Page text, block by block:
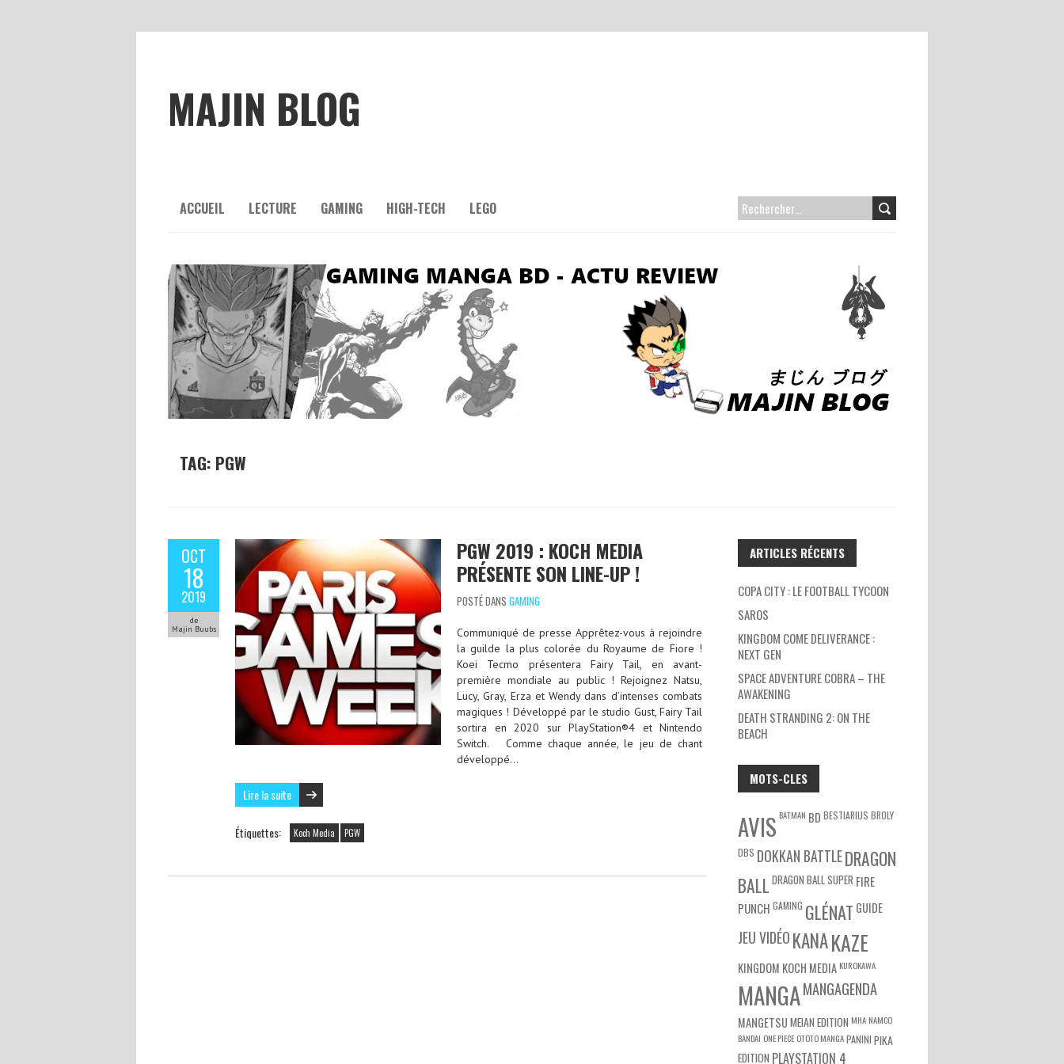
MAJIN BLOG
ACCUEIL LECTURE GAMING HIGH-TECH LEGO RECHERCHER :
TAG: PGW
OCT
18
2019
de
Majin Buubs
PGW 2019 : KOCH MEDIA
PRÉSENTE SON LINE-UP !
POSTÉ DANS GAMING
Communiqué de presse Apprêtez-vous à rejoindre
la guilde la plus colorée du Royaume de Fiore !
Koei Tecmo présentera Fairy Tail, en avant-
première mondiale au public ! Rejoignez Natsu,
Lucy, Gray, Erza et Wendy dans d’intenses combats
magiques ! Développé par le studio Gust, Fairy Tail
sortira en 2020 sur PlayStation®4 et Nintendo
Switch. Comme chaque année, le jeu de chant
développé…
Lire la suite
Étiquettes: Koch Media PGW
ARTICLES RÉCENTS
COPA CITY : LE FOOTBALL TYCOON
SAROS
KINGDOM COME DELIVERANCE :
NEXT GEN
SPACE ADVENTURE COBRA – THE
AWAKENING
DEATH STRANDING 2: ON THE
BEACH
MOTS-CLES
AVIS BATMAN BD BESTIARIUS BROLY
DBS DOKKAN BATTLEDRAGON
BALL DRAGON BALL SUPER FIRE
PUNCH GAMING GLÉNAT GUIDE
JEU VIDÉOKANAKAZE
KINGDOM KOCH MEDIA KUROKAWA
MANGAMANGAGENDA
MANGETSUMEIAN EDITION MHA NAMCO
BANDAI ONE PIECE OTOTO MANGAPANINI PIKA
EDITION PLAYSTATION 4